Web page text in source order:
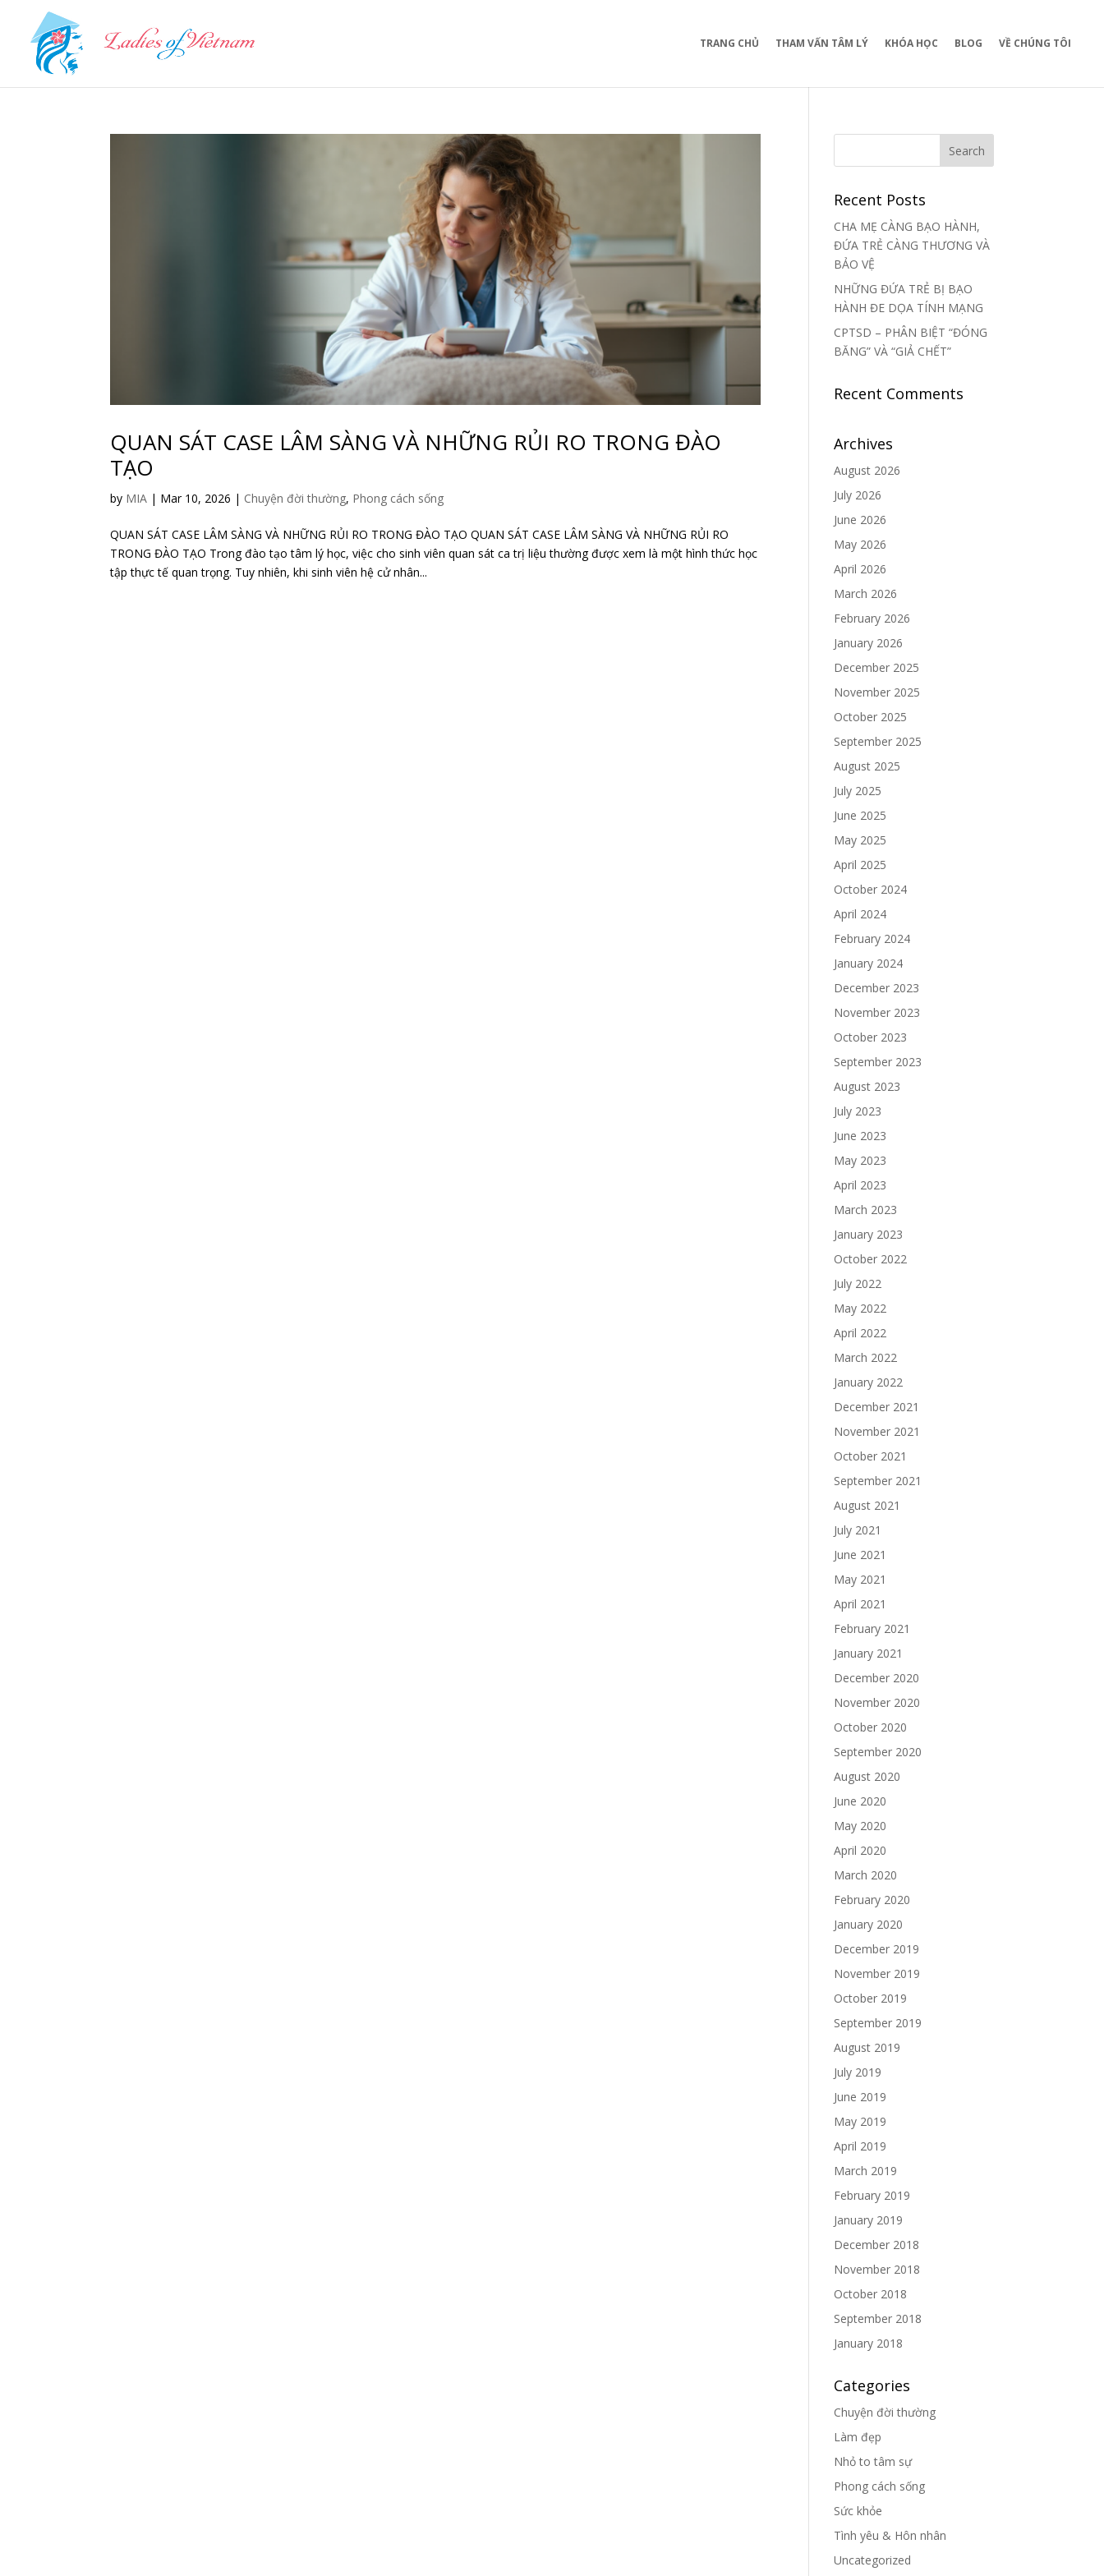
TRANG CHỦ THAM VẤN TÂM LÝ KHÓA HỌC BLOG VỀ CHÚNG TÔI
QUAN SÁT CASE LÂM SÀNG VÀ NHỮNG RỦI RO TRONG ĐÀO
TẠO
by MIA | Mar 10, 2026 | Chuyện đời thường, Phong cách sống
QUAN SÁT CASE LÂM SÀNG VÀ NHỮNG RỦI RO TRONG ĐÀO TẠO QUAN SÁT CASE LÂM SÀNG VÀ NHỮNG RỦI RO
TRONG ĐÀO TẠO Trong đào tạo tâm lý học, việc cho sinh viên quan sát ca trị liệu thường được xem là một hình thức học
tập thực tế quan trọng. Tuy nhiên, khi sinh viên hệ cử nhân...
Recent Posts
CHA MẸ CÀNG BẠO HÀNH,
ĐỨA TRẺ CÀNG THƯƠNG VÀ
BẢO VỆ
NHỮNG ĐỨA TRẺ BỊ BẠO
HÀNH ĐE DỌA TÍNH MẠNG
CPTSD – PHÂN BIỆT “ĐÓNG
BĂNG” VÀ “GIẢ CHẾT”
Recent Comments
Archives
August 2026
July 2026
June 2026
May 2026
April 2026
March 2026
February 2026
January 2026
December 2025
November 2025
October 2025
September 2025
August 2025
July 2025
June 2025
May 2025
April 2025
October 2024
April 2024
February 2024
January 2024
December 2023
November 2023
October 2023
September 2023
August 2023
July 2023
June 2023
May 2023
April 2023
March 2023
January 2023
October 2022
July 2022
May 2022
April 2022
March 2022
January 2022
December 2021
November 2021
October 2021
September 2021
August 2021
July 2021
June 2021
May 2021
April 2021
February 2021
January 2021
December 2020
November 2020
October 2020
September 2020
August 2020
June 2020
May 2020
April 2020
March 2020
February 2020
January 2020
December 2019
November 2019
October 2019
September 2019
August 2019
July 2019
June 2019
May 2019
April 2019
March 2019
February 2019
January 2019
December 2018
November 2018
October 2018
September 2018
January 2018
Categories
Chuyện đời thường
Làm đẹp
Nhỏ to tâm sự
Phong cách sống
Sức khỏe
Tình yêu & Hôn nhân
Uncategorized